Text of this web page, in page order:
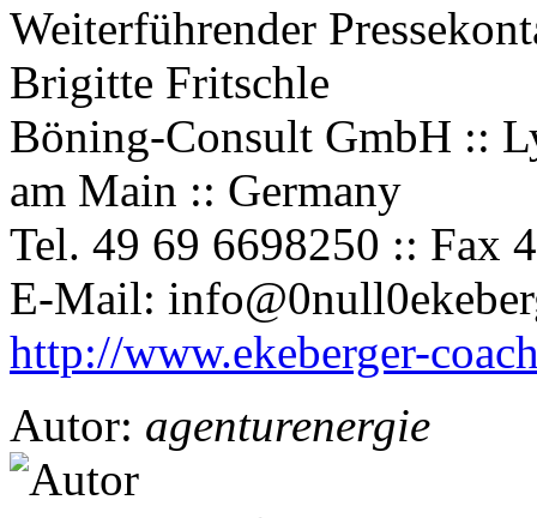
Weiterführender
Brigitte Fritschle
Böning-Consult GmbH ::
am Main :: Germany
Tel. 49 69 6698250 :: Fax
E-Mail: info@0null0
http://www.ekeberger-
Autor: agenturenergie